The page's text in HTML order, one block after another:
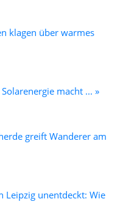
klagen über warmes
macht ... »
greift Wanderer am
Leipzig unentdeckt: Wie